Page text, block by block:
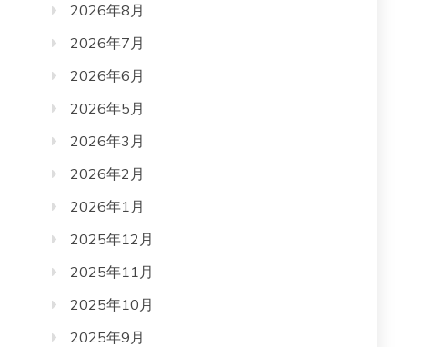
2026年8月
2026年7月
2026年6月
2026年5月
2026年3月
2026年2月
2026年1月
2025年12月
2025年11月
2025年10月
2025年9月